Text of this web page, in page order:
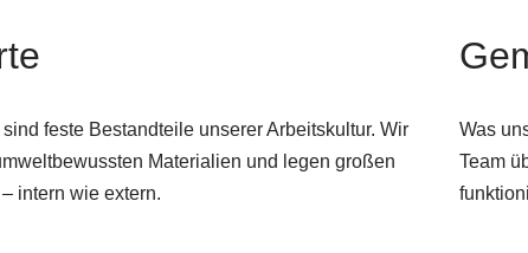
feste Bestandteile unserer Arbeitskultur. Wir
Materialien und legen großen
intern wie extern.
Was
Team